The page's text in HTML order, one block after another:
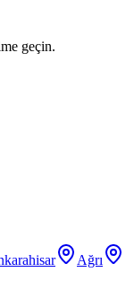
geçin.
Ağrı